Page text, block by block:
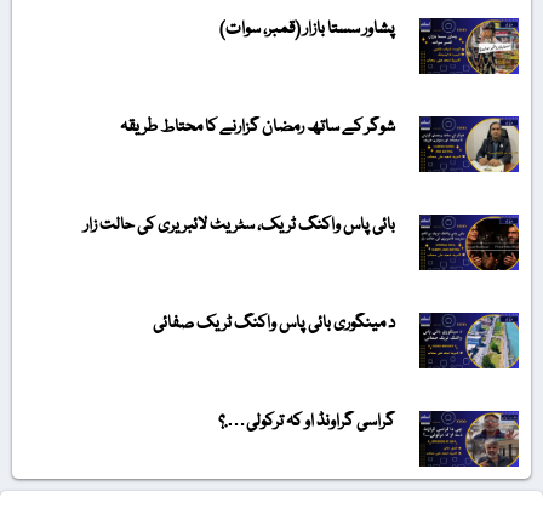
پشاور سستا بازار (قمبر، سوات)
شوگر کے ساتھ رمضان گزارنے کا محتاط طریقہ
بائی پاس واکنگ ٹریک، سٹریٹ لائبریری کی حالت زار
د مینگوری بائی پاس واکنگ ٹریک صفائی
گراسی گراونڈ او کہ ترکولی….؟